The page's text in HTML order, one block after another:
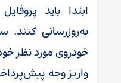
ابتدا باید
به‌روزرسانی کنند.
خودروی مورد نظر
واریز وجه